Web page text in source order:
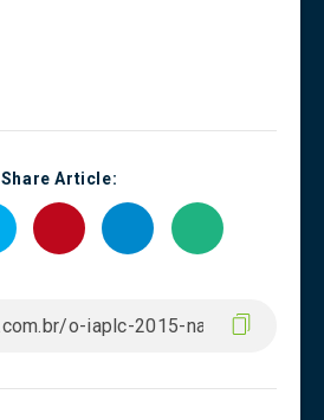
Share Article: